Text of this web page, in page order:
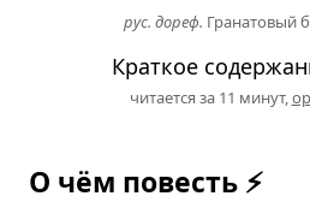
рус. дореф. Гранатовый
Краткое
читается за 11 минут,
О чём повесть ⚡